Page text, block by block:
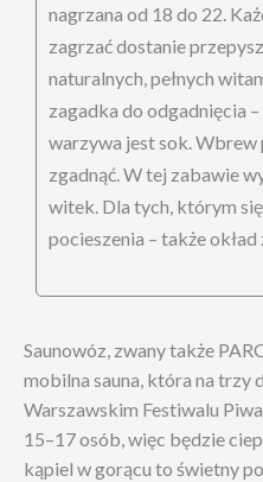
nagrzana od 18 do 22.
zagrzać dostanie
naturalnych, pełnych
zagadka do odgadnięcia
warzywa jest sok. Wbrew
zgadnąć. W tej zabawie
witek. Dla tych, którym
pocieszenia – także
Saunowóz, zwany także
mobilna sauna, która na trzy
Warszawskim Festiwalu
15–17 osób, więc będzie
kąpiel w gorącu to świetny